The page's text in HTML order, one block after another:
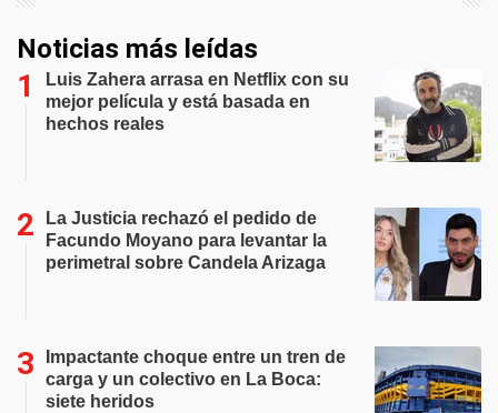
Noticias más leídas
Luis Zahera arrasa en Netflix con su
mejor película y está basada en
hechos reales
La Justicia rechazó el pedido de
Facundo Moyano para levantar la
perimetral sobre Candela Arizaga
Impactante choque entre un tren de
carga y un colectivo en La Boca:
siete heridos